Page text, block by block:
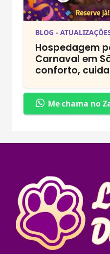
BLOG -
Hospedagem
Carnaval em
conforto,
Me chama no